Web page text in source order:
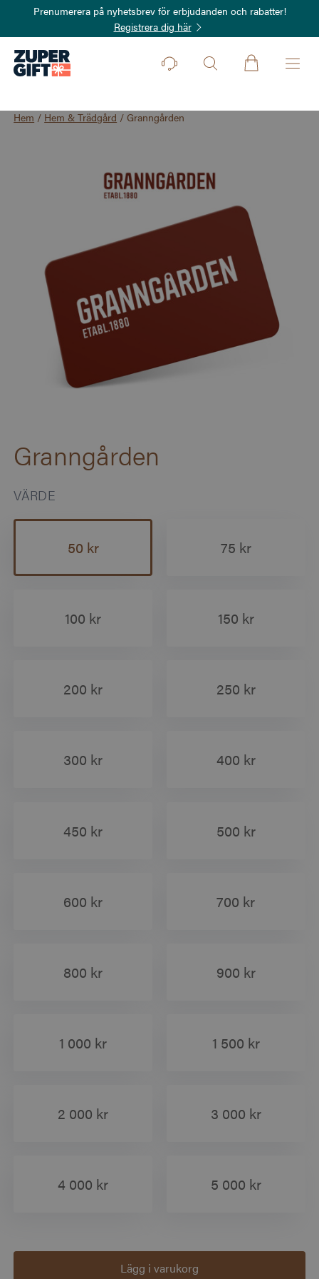
Prenumerera på nyhetsbrev för erbjudanden och rabatter!
Registrera dig här
Hem / Hem & Trädgård /Granngården
Granngården
VÄRDE
50 kr 75 kr
100 kr 150 kr
200 kr 250 kr
300 kr 400 kr
450 kr 500 kr
600 kr 700 kr
800 kr 900 kr
1 000 kr 1 500 kr
2 000 kr 3 000 kr
4 000 kr 5 000 kr
Lägg i varukorg